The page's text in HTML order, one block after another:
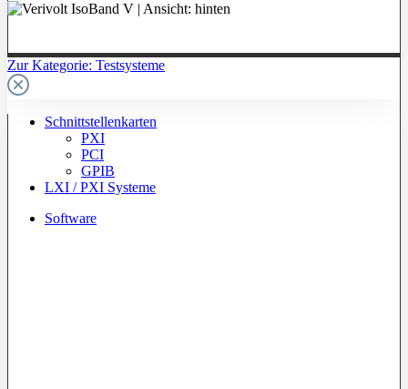
Zur Kategorie: Testsysteme
Schnittstellenkarten
PXI
PCI
GPIB
LXI / PXI Systeme
Software